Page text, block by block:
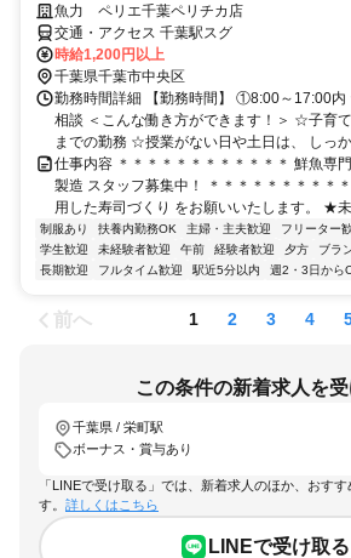
魚力 ペリエ千葉ペリチカ店
交通・アクセス 千葉駅スグ
時給1,200円以上
千葉県千葉市中央区
勤務時間詳細 【勤務時間】 ①8:00～17:00
相談 ＜こんな働き方ができます！＞ ☆子育
までの勤務 ☆授業がない日や土日は、 しっ
仕事内容 ＊＊＊＊＊＊＊＊＊＊＊＊ 鮮魚専
製造 スタッフ募集中！ ＊＊＊＊＊＊＊＊＊
用した寿司づくり をお願いいたします。 ★
制服あり 扶養内勤務OK 主婦・主夫歓迎 フリーター
学生歓迎
未経験者歓迎 午前 経験者歓迎 夕方 ブラ
長期歓迎
フルタイム歓迎 駅近5分以内 週2・3日から
前へ 1 2 3 4
この条件の新着求人を
千葉県 / 栄町駅
ボーナス・賞与あり
「LINEで受け取る」では、新着求人のほか、おす
す。 詳しくはこちら
LINEで受け取る